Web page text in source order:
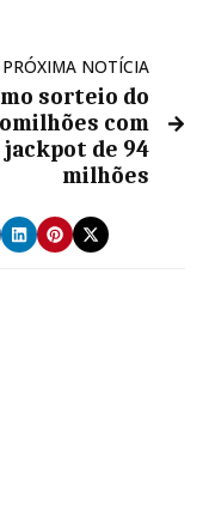
PRÓXIMA NOTÍCIA
sorteio do
com
jackpot de 94
milhões